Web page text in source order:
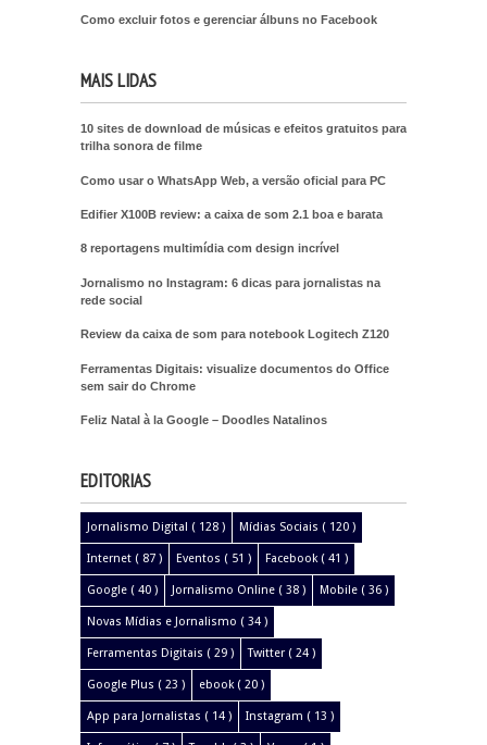
Como excluir fotos e gerenciar álbuns no Facebook
MAIS LIDAS
10 sites de download de músicas e efeitos gratuitos para
trilha sonora de filme
Como usar o WhatsApp Web, a versão oficial para PC
Edifier X100B review: a caixa de som 2.1 boa e barata
8 reportagens multimídia com design incrível
Jornalismo no Instagram: 6 dicas para jornalistas na
rede social
Review da caixa de som para notebook Logitech Z120
Ferramentas Digitais: visualize documentos do Office
sem sair do Chrome
Feliz Natal à la Google – Doodles Natalinos
EDITORIAS
Jornalismo Digital ( 128 ) Mídias Sociais ( 120 )
Internet ( 87 ) Eventos ( 51 ) Facebook ( 41 )
Google ( 40 ) Jornalismo Online ( 38 ) Mobile ( 36 )
Novas Mídias e Jornalismo ( 34 )
Ferramentas Digitais ( 29 ) Twitter ( 24 )
Google Plus ( 23 ) ebook ( 20 )
App para Jornalistas ( 14 ) Instagram ( 13 )